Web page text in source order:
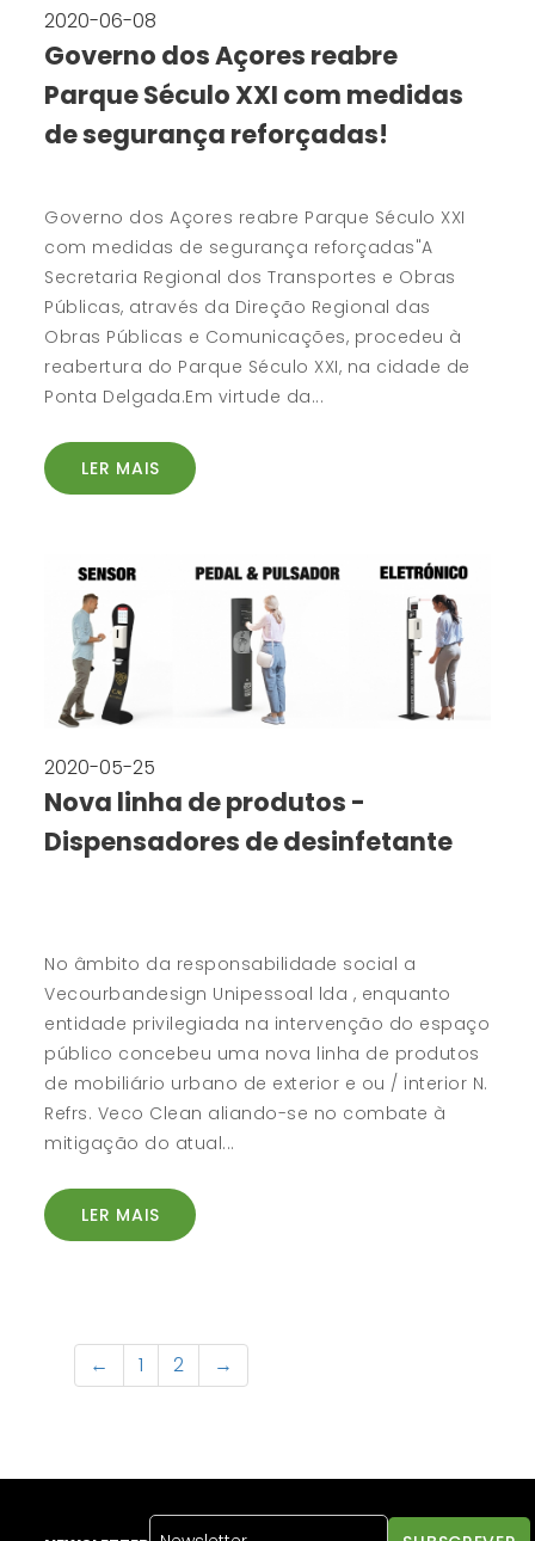
2020-06-08
Governo dos Açores reabre
Parque Século XXI com medidas
de segurança reforçadas!
Governo dos Açores reabre Parque Século XXI
com medidas de segurança reforçadas"A
Secretaria Regional dos Transportes e Obras
Públicas, através da Direção Regional das
Obras Públicas e Comunicações, procedeu à
reabertura do Parque Século XXI, na cidade de
Ponta Delgada.Em virtude da...
LER MAIS
2020-05-25
Nova linha de produtos -
Dispensadores de desinfetante
No âmbito da responsabilidade social a
Vecourbandesign Unipessoal lda , enquanto
entidade privilegiada na intervenção do espaço
público concebeu uma nova linha de produtos
de mobiliário urbano de exterior e ou / interior N.
Refrs. Veco Clean aliando-se no combate à
mitigação do atual...
LER MAIS
← 1 2 →